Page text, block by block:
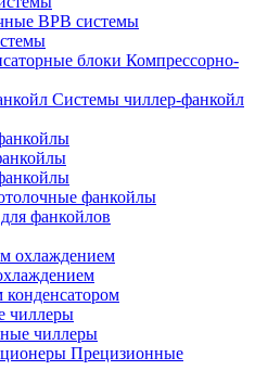
ВРВ системы
Компрессорно-
Системы чиллер-фанкойл
фанкойлы
фанкойлов
охлаждением
чиллеры
чиллеры
Прецизионные